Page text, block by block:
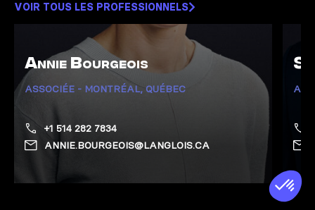
VOIR TOUS LES PROFESSIONNELS
Annie Bourgeois
ASSOCIÉE - MONTRÉAL, QUÉBEC
+1 514 282 7834
ANNIE.BOURGEOIS@LANGLOIS.CA